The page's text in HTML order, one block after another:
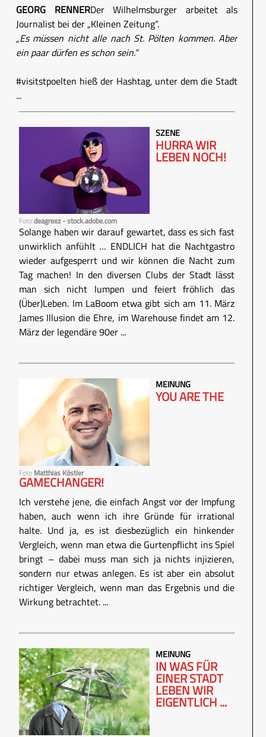
GEORG RENNERDer Wilhelmsburger arbeitet als
Journalist bei der „Kleinen Zeitung“.
„Es müssen nicht alle nach St. Pölten kommen. Aber
ein paar dürfen es schon sein.“
#visitstpoelten hieß der Hashtag, unter dem die Stadt
...
Fotodeagreez - stock.adobe.com
SZENE
HURRA WIR
LEBEN NOCH!
Solange haben wir darauf gewartet, dass es sich fast
unwirklich anfühlt … ENDLICH hat die Nachtgastro
wieder aufgesperrt und wir können die Nacht zum
Tag machen! In den diversen Clubs der Stadt lässt
man sich nicht lumpen und feiert fröhlich das
(Über)Leben. Im LaBoom etwa gibt sich am 11. März
James Illusion die Ehre, im Warehouse findet am 12.
März der legendäre 90er ...
Foto Matthias Köstler
MEINUNG
YOU ARE THE
GAMECHANGER!
Ich verstehe jene, die einfach Angst vor der Impfung
haben, auch wenn ich ihre Gründe für irrational
halte. Und ja, es ist diesbezüglich ein hinkender
Vergleich, wenn man etwa die Gurtenpflicht ins Spiel
bringt – dabei muss man sich ja nichts injizieren,
sondern nur etwas anlegen. Es ist aber ein absolut
richtiger Vergleich, wenn man das Ergebnis und die
Wirkung betrachtet. ...
MEINUNG
IN WAS FÜR
EINER STADT
LEBEN WIR
EIGENTLICH ...